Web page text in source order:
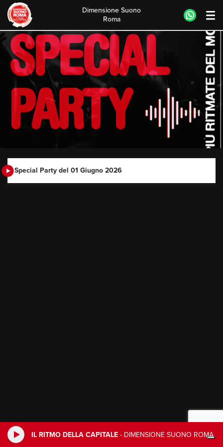
IL RITMO DELLA CAPITALE - DIMENSIONE SUONO ROMA
Skip
content
Dimensione Suono
Roma
Special Party del 01 Giugno 2026